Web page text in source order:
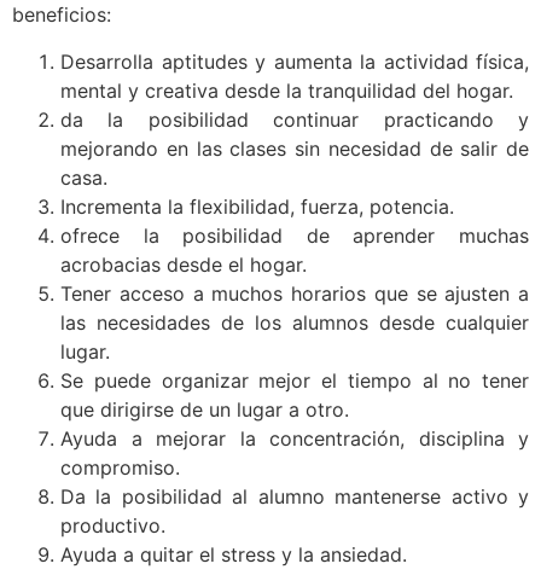
beneficios:
Desarrolla aptitudes y aumenta la actividad física,
mental y creativa desde la tranquilidad del hogar.
da la posibilidad continuar practicando y
mejorando en las clases sin necesidad de salir de
casa.
Incrementa la flexibilidad, fuerza, potencia.
ofrece la posibilidad de aprender muchas
acrobacias desde el hogar.
Tener acceso a muchos horarios que se ajusten a
las necesidades de los alumnos desde cualquier
lugar.
Se puede organizar mejor el tiempo al no tener
que dirigirse de un lugar a otro.
Ayuda a mejorar la concentración, disciplina y
compromiso.
Da la posibilidad al alumno mantenerse activo y
productivo.
Ayuda a quitar el stress y la ansiedad.